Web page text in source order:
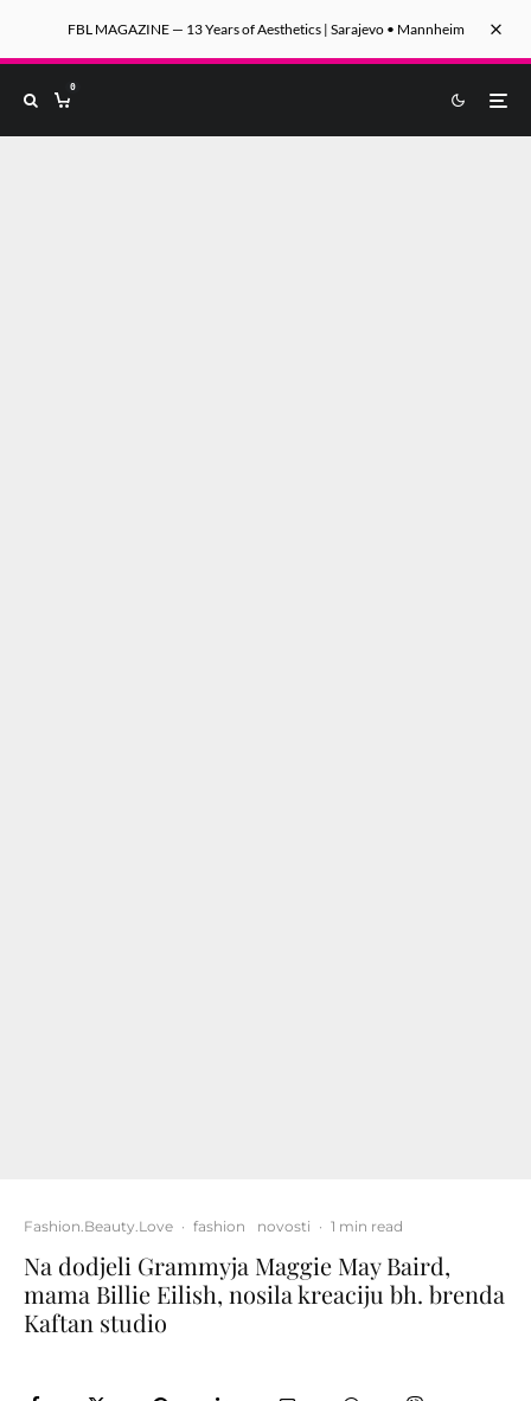
FBL MAGAZINE — 13 Years of Aesthetics | Sarajevo • Mannheim
0
Fashion.Beauty.Love · fashion novosti · 1 min read
Na dodjeli Grammyja Maggie May Baird,
mama Billie Eilish, nosila kreaciju bh. brenda
Kaftan studio